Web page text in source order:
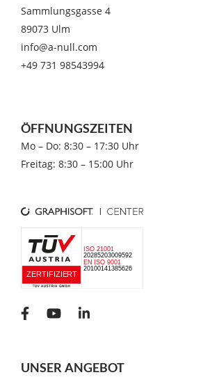
Sammlungsgasse 4
89073 Ulm
info@a-null.com
+49 731 98543994
ÖFFNUNGSZEITEN
Mo – Do: 8:30 – 17:30 Uhr
Freitag: 8:30 – 15:00 Uhr
UNSER ANGEBOT